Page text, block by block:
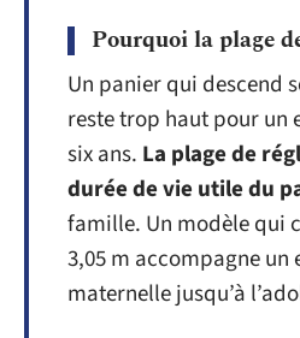
Pourquoi la plage
Un panier qui descend
reste trop haut pour un
six ans. La plage de
durée de vie utile du
famille. Un modèle qui
3,05 m accompagne un
maternelle jusqu’à